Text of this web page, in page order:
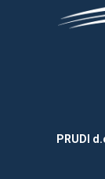
PRUDI